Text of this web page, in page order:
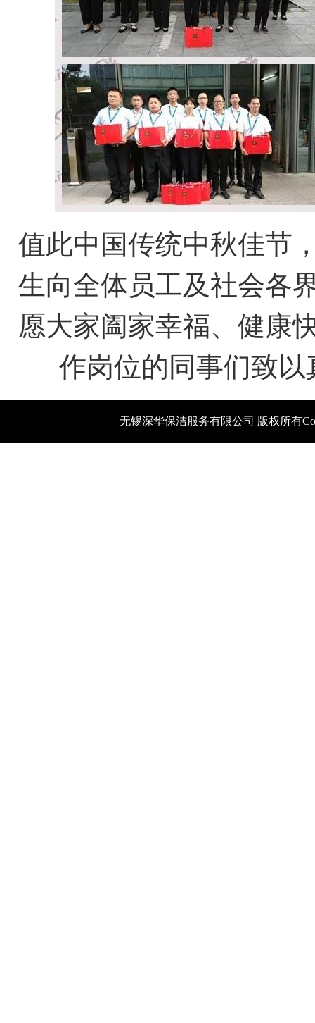
值此中国传统中秋佳节
生向全体员工及社会各
愿大家阖家幸福、健康
作岗位的同事们致
无锡深华保洁服务有限公司 版权所有